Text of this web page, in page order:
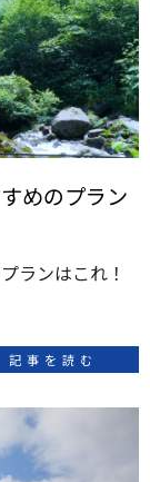
めのプラン
ランはこれ！
記事を読む